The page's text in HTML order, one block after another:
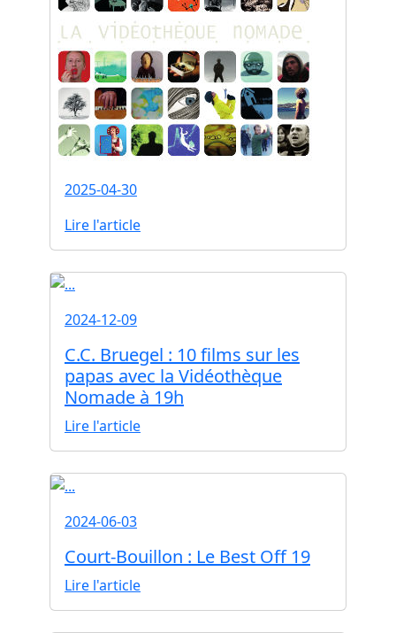
2025-04-30
Lire l'article
2024-12-09
C.C. Bruegel : 10 films sur les
papas avec la Vidéothèque
Nomade à 19h
Lire l'article
2024-06-03
Court-Bouillon : Le Best Off 19
Lire l'article